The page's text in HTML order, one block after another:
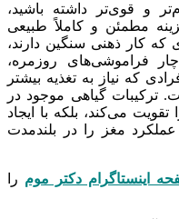
و قوی‌تر داشته باشید،
مطمئن و کاملاً طبیعی
کار ذهنی سنگین دارند،
فراموشی‌های روزمره،
که نیاز به تغذیه بیشتر
ترکیبات گیاهی موجود در
می‌کند، بلکه با ایجاد
مغز را در بلندمدت
اینستاگرام دکتر موم را